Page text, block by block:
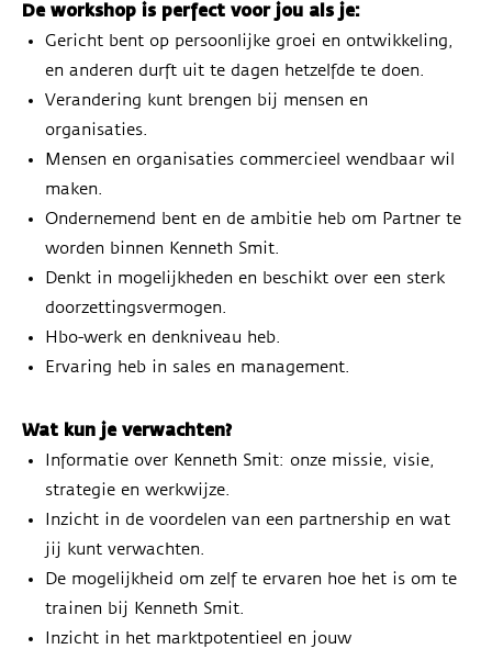
De workshop is perfect voor jou als je:
Gericht bent op persoonlijke groei en ontwikkeling,
en anderen durft uit te dagen hetzelfde te doen.
Verandering kunt brengen bij mensen en
organisaties.
Mensen en organisaties commercieel wendbaar wil
maken.
Ondernemend bent en de ambitie heb om Partner te
worden binnen Kenneth Smit.
Denkt in mogelijkheden en beschikt over een sterk
doorzettingsvermogen.
Hbo-werk en denkniveau heb.
Ervaring heb in sales en management.
Wat kun je verwachten?
Informatie over Kenneth Smit: onze missie, visie,
strategie en werkwijze.
Inzicht in de voordelen van een partnership en wat
jij kunt verwachten.
De mogelijkheid om zelf te ervaren hoe het is om te
trainen bij Kenneth Smit.
Inzicht in het marktpotentieel en jouw